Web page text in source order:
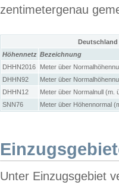
zentimetergenau
Höhennetz Bezeichnung
DHHN2016
Meter über
DHHN92
Meter über
DHHN12
Meter über Normalnull (m.
SNN76
Meter über Höhennormal
Unter Einzugsgebiet